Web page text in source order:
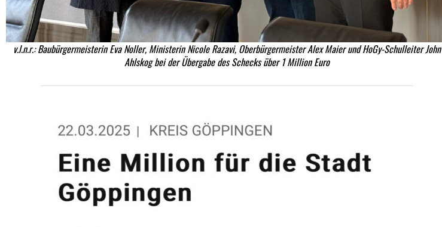
v.l.n.r.: Baubürgermeisterin Eva Noller, Ministerin Nicole Razavi, Oberbürgermeister Alex Maier und HoGy-Schulleiter John
Ahlskog bei der Übergabe des Schecks über 1 Million Euro